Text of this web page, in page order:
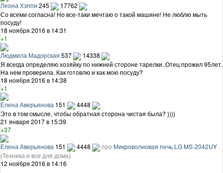
Леона Хэппи 245
17762
Со всеми согласна! Но все-таки мечтаю о такой машине! Не люблю мыть
посуду!
18 ноября 2016 в 14:31
+1
Людмила Мадорская 537
14338
Я всегда определяю хозяйку по нижней стороне тарелки..Отец прожил 95лет.
На нем проверила. Как готовлю и как мою посуду?
18 ноября 2016 в 14:38
+1
Елена Аверьянова 151
4448
Это в том смысле, чтобы обратная сторона чистая была? ))))
21 января 2017 в 15:39
+37
Елена Аверьянова 151 4448 про Микроволновая печь LG MS-2042UY
(Техника и все для дома)
12 ноября 2016 в 14:16